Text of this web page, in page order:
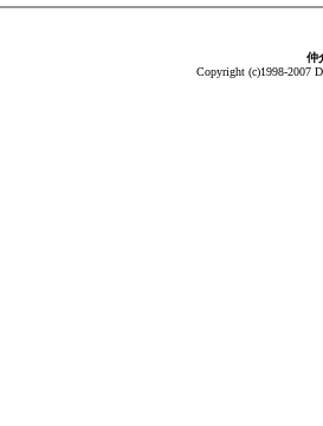
仲
Copyright (c)1998-2007